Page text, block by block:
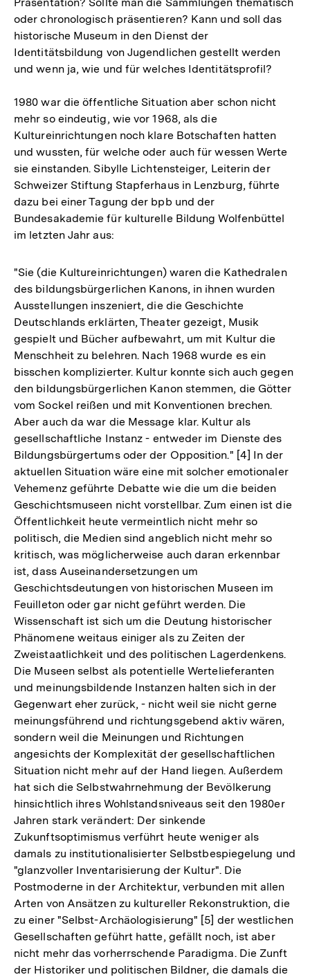
oder chronologisch präsentieren? Kann und soll das
historische Museum in den Dienst der
Identitätsbildung von Jugendlichen gestellt werden
und wenn ja, wie und für welches Identitätsprofil?
1980 war die öffentliche Situation aber schon nicht
mehr so eindeutig, wie vor 1968, als die
Kultureinrichtungen noch klare Botschaften hatten
und wussten, für welche oder auch für wessen Werte
sie einstanden. Sibylle Lichtensteiger, Leiterin der
Schweizer Stiftung Stapferhaus in Lenzburg, führte
dazu bei einer Tagung der bpb und der
Bundesakademie für kulturelle Bildung Wolfenbüttel
im letzten Jahr aus:
"Sie (die Kultureinrichtungen) waren die Kathedralen
des bildungsbürgerlichen Kanons, in ihnen wurden
Ausstellungen inszeniert, die die Geschichte
Deutschlands erklärten, Theater gezeigt, Musik
gespielt und Bücher aufbewahrt, um mit Kultur die
Menschheit zu belehren. Nach 1968 wurde es ein
bisschen komplizierter. Kultur konnte sich auch gegen
den bildungsbürgerlichen Kanon stemmen, die Götter
vom Sockel reißen und mit Konventionen brechen.
Aber auch da war die Message klar. Kultur als
gesellschaftliche Instanz - entweder im Dienste des
Bildungsbürgertums oder der Opposition." [4] In der
aktuellen Situation wäre eine mit solcher emotionaler
Vehemenz geführte Debatte wie die um die beiden
Geschichtsmuseen nicht vorstellbar. Zum einen ist die
Öffentlichkeit heute vermeintlich nicht mehr so
politisch, die Medien sind angeblich nicht mehr so
kritisch, was möglicherweise auch daran erkennbar
ist, dass Auseinandersetzungen um
Geschichtsdeutungen von historischen Museen im
Feuilleton oder gar nicht geführt werden. Die
Wissenschaft ist sich um die Deutung historischer
Phänomene weitaus einiger als zu Zeiten der
Zweistaatlichkeit und des politischen Lagerdenkens.
Die Museen selbst als potentielle Wertelieferanten
und meinungsbildende Instanzen halten sich in der
Gegenwart eher zurück, - nicht weil sie nicht gerne
meinungsführend und richtungsgebend aktiv wären,
sondern weil die Meinungen und Richtungen
angesichts der Komplexität der gesellschaftlichen
Situation nicht mehr auf der Hand liegen. Außerdem
hat sich die Selbstwahrnehmung der Bevölkerung
hinsichtlich ihres Wohlstandsniveaus seit den 1980er
Jahren stark verändert: Der sinkende
Zukunftsoptimismus verführt heute weniger als
damals zu institutionalisierter Selbstbespiegelung und
"glanzvoller Inventarisierung der Kultur". Die
Postmoderne in der Architektur, verbunden mit allen
Arten von Ansätzen zu kultureller Rekonstruktion, die
zu einer "Selbst-Archäologisierung" [5] der westlichen
Gesellschaften geführt hatte, gefällt noch, ist aber
nicht mehr das vorherrschende Paradigma. Die Zunft
der Historiker und politischen Bildner, die damals die